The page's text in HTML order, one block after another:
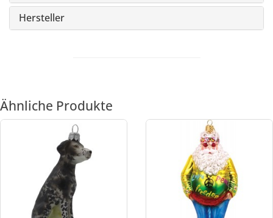
Hersteller
Ähnliche Produkte